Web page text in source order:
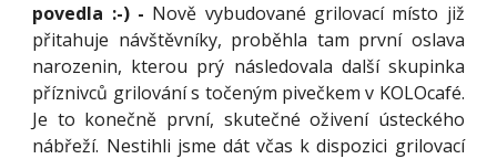
povedla :-) - Nově vybudované grilovací místo již
přitahuje návštěvníky, proběhla tam první oslava
narozenin, kterou prý následovala další skupinka
příznivců grilování s točeným pivečkem v KOLOcafé.
Je to konečně první, skutečné oživení ústeckého
nábřeží. Nestihli jsme dát včas k dispozici grilovací